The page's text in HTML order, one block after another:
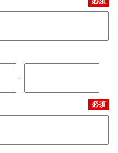
-
必須